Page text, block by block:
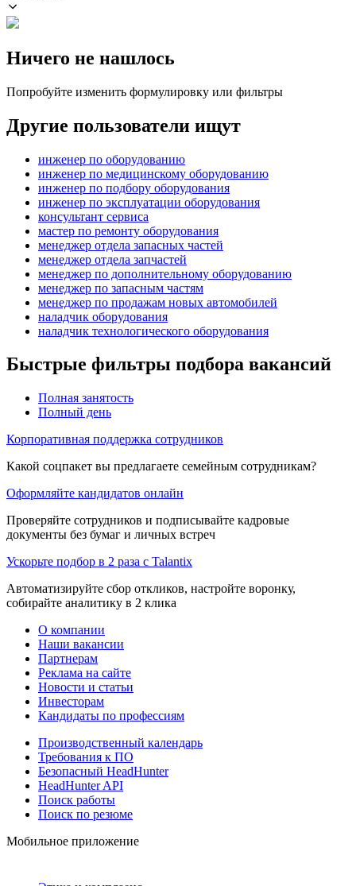
Ничего не нашлось
Попробуйте изменить формулировку или фильтры
Другие пользователи ищут
инженер по оборудованию
инженер по медицинскому оборудованию
инженер по подбору оборудования
инженер по эксплуатации оборудования
консультант сервиса
мастер по ремонту оборудования
менеджер отдела запасных частей
менеджер отдела запчастей
менеджер по дополнительному оборудованию
менеджер по запасным частям
менеджер по продажам новых автомобилей
наладчик оборудования
наладчик технологического оборудования
Быстрые фильтры подбора вакансий
Полная занятость
Полный день
Корпоративная поддержка сотрудников
Какой соцпакет вы предлагаете семейным сотрудникам?
Оформляйте кандидатов онлайн
Проверяйте сотрудников и подписывайте кадровые
документы без бумаг и личных встреч
Ускорьте подбор в 2 раза с Talantix
Автоматизируйте сбор откликов, настройте воронку,
собирайте аналитику в 2 клика
О компании
Наши вакансии
Партнерам
Реклама на сайте
Новости и статьи
Инвесторам
Кандидаты по профессиям
Производственный календарь
Требования к ПО
Безопасный HeadHunter
HeadHunter API
Поиск работы
Поиск по резюме
Мобильное приложение